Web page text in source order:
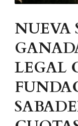
NUEVA
LEGAL